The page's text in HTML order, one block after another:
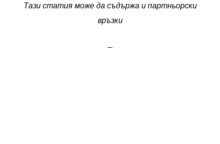
Тази статия може да съдържа и партньорски
връзки